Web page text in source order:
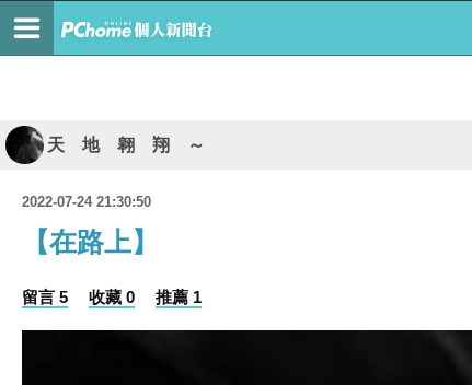
天 地 翱 翔 ～
2022-07-24 21:30:50
【在路上】
留言 5 收藏 0 推薦 1